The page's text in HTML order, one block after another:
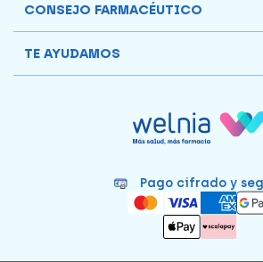
Pago cifrado y
CONSEJO FARMACÉUTICO
TE AYUDAMOS